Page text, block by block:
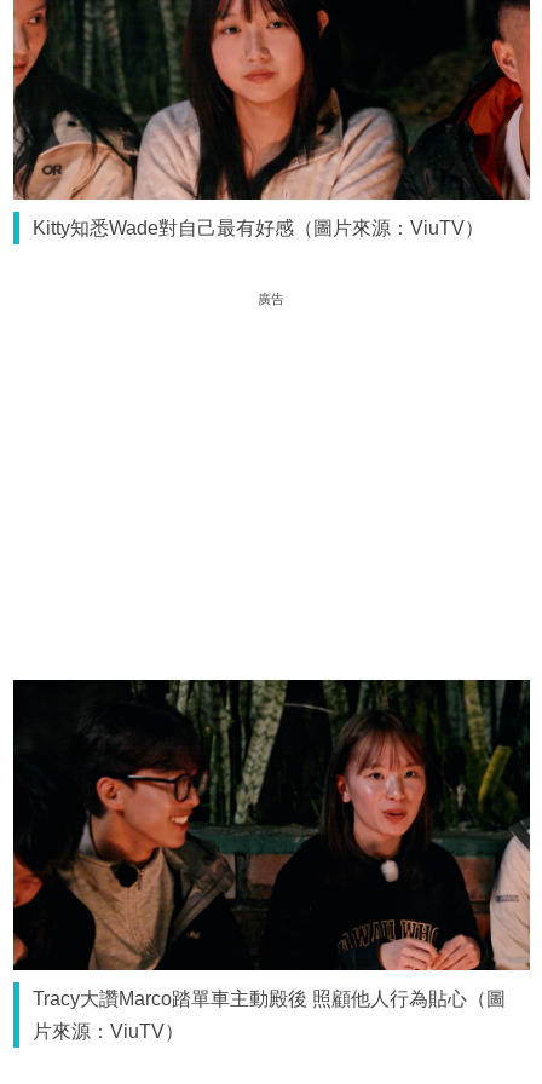
Kitty知悉Wade對自己最有好感（圖片來源：ViuTV）
廣告
Tracy大讚Marco踏單車主動殿後 照顧他人行為貼心（圖
片來源：ViuTV）